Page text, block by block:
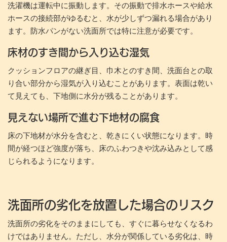
洗濯機は運転中に振動します。その振動で排水ホースや給水
ホースの接続部がゆるむと、水が少しずつ漏れる場合があり
ます。防水パンがない洗面所では特に注意が必要です。
床材のすき間から入り込む湿気
クッションフロアの継ぎ目、巾木とのすき間、洗面台との取
り合い部分から湿気が入り込むことがあります。表面は乾い
て見えても、下地側に水分が残ることがあります。
見えない場所で進む下地材の腐食
床の下地材が水分を含むと、乾きにくい状態になります。時
間が経つほど強度が落ち、床のふわつきや沈み込みとして感
じられるようになります。
洗面所の劣化を放置した場合のリスク
洗面所の劣化をそのままにしても、すぐに暮らせなくなるわ
けではありません。ただし、水分が関係している劣化は、時